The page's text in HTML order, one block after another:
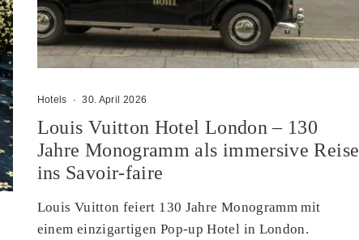
Hotels · 30. April 2026
Louis Vuitton Hotel London – 130
Jahre Monogramm als immersive Reise
ins Savoir-faire
Louis Vuitton feiert 130 Jahre Monogramm mit
einem einzigartigen Pop-up Hotel in London.